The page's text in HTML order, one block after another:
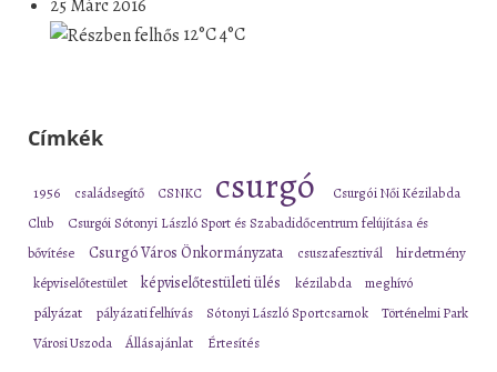
25 Márc 2016
12°C4°C
Címkék
1956 családsegítő CSNKC csurgó
Csurgói Női Kézilabda
Club
Csurgói Sótonyi László Sport és Szabadidőcentrum felújítása és
bővítése
Csurgó Város Önkormányzata csuszafesztivál hirdetmény
képviselőtestület képviselőtestületi ülés kézilabda meghívó
pályázat pályázati felhívás Sótonyi László Sportcsarnok
Történelmi Park
Városi Uszoda
Állásajánlat Értesítés